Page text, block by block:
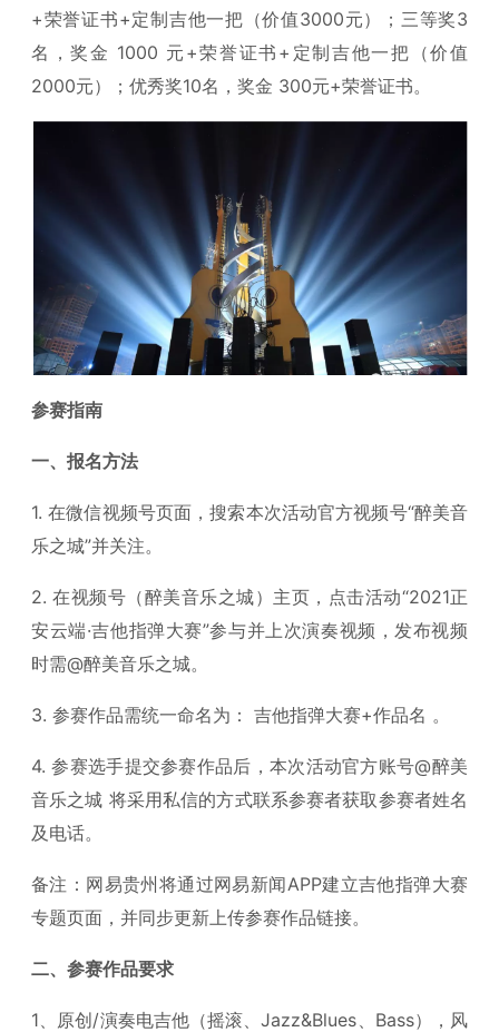
+荣誉证书+定制吉他一把（价值3000元）；三等奖3
名，奖金 1000 元+荣誉证书+定制吉他一把（价值
2000元）；优秀奖10名，奖金 300元+荣誉证书。
参赛指南
一、报名方法
1. 在微信视频号页面，搜索本次活动官方视频号“醉美音
乐之城”并关注。
2. 在视频号（醉美音乐之城）主页，点击活动“2021正
安云端·吉他指弹大赛”参与并上次演奏视频，发布视频
时需@醉美音乐之城。
3. 参赛作品需统一命名为： 吉他指弹大赛+作品名 。
4. 参赛选手提交参赛作品后，本次活动官方账号@醉美
音乐之城 将采用私信的方式联系参赛者获取参赛者姓名
及电话。
备注：网易贵州将通过网易新闻APP建立吉他指弹大赛
专题页面，并同步更新上传参赛作品链接。
二、参赛作品要求
1、原创/演奏电吉他（摇滚、Jazz&Blues、Bass），风